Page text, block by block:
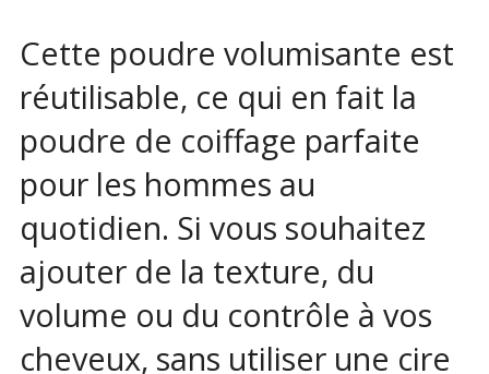
Cette poudre volumisante est
réutilisable, ce qui en fait la
poudre de coiffage parfaite
pour les hommes au
quotidien. Si vous souhaitez
ajouter de la texture, du
volume ou du contrôle à vos
cheveux, sans utiliser une cire